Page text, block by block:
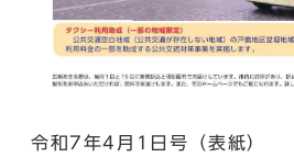
令和7年4月1日号（表紙）